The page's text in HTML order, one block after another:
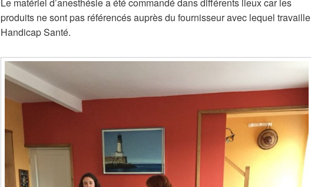
produits ne sont pas référencés auprès du fournisseur avec lequel travaille
Handicap Santé.